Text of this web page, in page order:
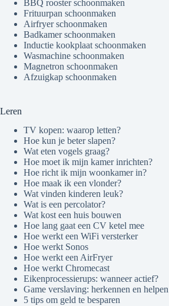
BBQ rooster schoonmaken
Frituurpan schoonmaken
Airfryer schoonmaken
Badkamer schoonmaken
Inductie kookplaat schoonmaken
Wasmachine schoonmaken
Magnetron schoonmaken
Afzuigkap schoonmaken
Leren
TV kopen: waarop letten?
Hoe kun je beter slapen?
Wat eten vogels graag?
Hoe moet ik mijn kamer inrichten?
Hoe richt ik mijn woonkamer in?
Hoe maak ik een vlonder?
Wat vinden kinderen leuk?
Wat is een percolator?
Wat kost een huis bouwen
Hoe lang gaat een CV ketel mee
Hoe werkt een WiFi versterker
Hoe werkt Sonos
Hoe werkt een AirFryer
Hoe werkt Chromecast
Eikenprocessierups: wanneer actief?
Game verslaving: herkennen en helpen
5 tips om geld te besparen